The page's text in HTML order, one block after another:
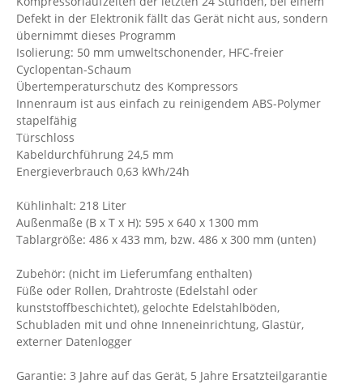
Defekt in der Elektronik fällt das Gerät nicht aus, sondern
übernimmt dieses Programm
Isolierung: 50 mm umweltschonender, HFC-freier
Cyclopentan-Schaum
Übertemperaturschutz des Kompressors
Innenraum ist aus einfach zu reinigendem ABS-Polymer
stapelfähig
Türschloss
Kabeldurchführung 24,5 mm
Energieverbrauch 0,63 kWh/24h
Kühlinhalt: 218 Liter
Außenmaße (B x T x H): 595 x 640 x 1300 mm
Tablargröße: 486 x 433 mm, bzw. 486 x 300 mm (unten)
Zubehör: (nicht im Lieferumfang enthalten)
Füße oder Rollen, Drahtroste (Edelstahl oder
kunststoffbeschichtet), gelochte Edelstahlböden,
Schubladen mit und ohne Inneneinrichtung, Glastür,
externer Datenlogger
Garantie: 3 Jahre auf das Gerät, 5 Jahre Ersatzteilgarantie